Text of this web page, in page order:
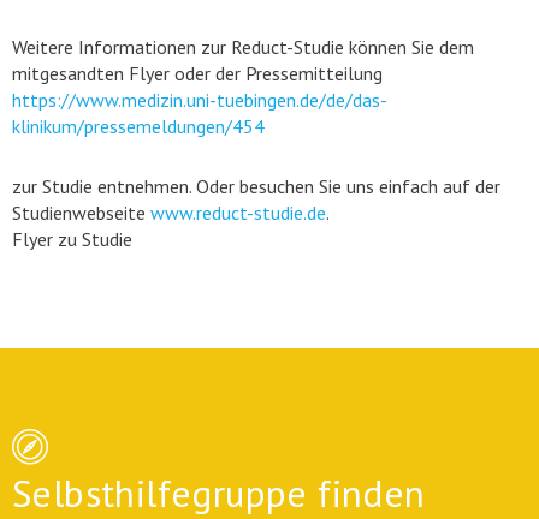
Weitere Informationen zur Reduct-Studie können Sie dem
mitgesandten Flyer oder der Pressemitteilung
https://www.medizin.uni-tuebingen.de/de/das-
klinikum/pressemeldungen/454
zur Studie entnehmen. Oder besuchen Sie uns einfach auf der
Studienwebseite www.reduct-studie.de.
Flyer zu Studie
Selbsthilfegruppe finden